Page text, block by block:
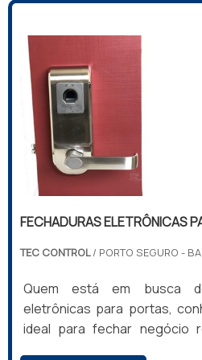
COMPRAR FECHADURA
biométrica em uma empresa
com seus serviços,
Control. A empresa
digital...
FECHADURAS ELETRÔNICAS
TEC CONTROL/ PORTO SEGURO - BA
Quem está em busca
eletrônicas para portas,
ideal para fechar negócio